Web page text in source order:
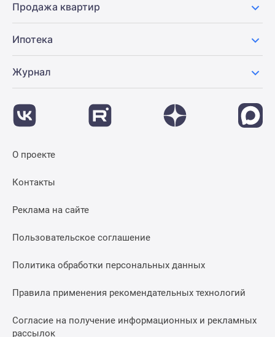
Продажа квартир
Ипотека
Журнал
О проекте
Контакты
Реклама на сайте
Пользовательское соглашение
Политика обработки персональных данных
Правила применения рекомендательных технологий
Согласие на получение информационных и рекламных
рассылок